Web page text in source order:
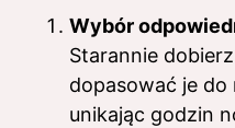
Wybór
Starannie
dopasować je do
unikając godzin